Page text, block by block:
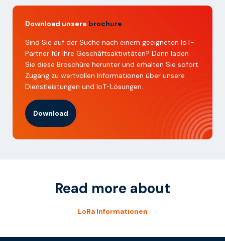
Download unsere brochure
Sind Sie auf der Suche nach einem geeigneten IoT-
Partner für Ihre Geschäftsaktivitäten? Dann laden
Sie diese Broschüre herunter und erhalten Sie sofort
Zugang zu wertvollen Informationen über unsere
Dienstleistungen und IoT-Lösungen.
Download
Read more about
LoRa Informationen